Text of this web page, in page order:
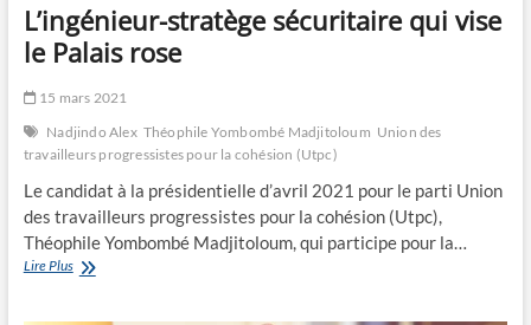
L’ingénieur-stratège sécuritaire qui vise
le Palais rose
15 mars 2021
Nadjindo Alex Théophile Yombombé Madjitoloum Union des
travailleurs progressistes pour la cohésion (Utpc)
Le candidat à la présidentielle d’avril 2021 pour le parti Union
des travailleurs progressistes pour la cohésion (Utpc),
Théophile Yombombé Madjitoloum, qui participe pour la…
Lire PlusL’ingénieur-